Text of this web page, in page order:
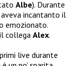
Albe). Durante
incantanto il
emozionato.
collega Alex.
live durante